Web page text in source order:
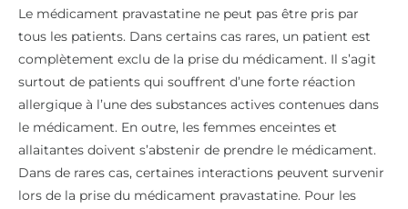
Le médicament pravastatine ne peut pas être pris par
tous les patients. Dans certains cas rares, un patient est
complètement exclu de la prise du médicament. Il s’agit
surtout de patients qui souffrent d’une forte réaction
allergique à l’une des substances actives contenues dans
le médicament. En outre, les femmes enceintes et
allaitantes doivent s’abstenir de prendre le médicament.
Dans de rares cas, certaines interactions peuvent survenir
lors de la prise du médicament pravastatine. Pour les